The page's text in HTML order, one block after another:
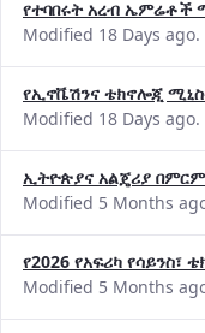
የተባበሩት አረብ ኤምሬቶች
Modified 18 Days ago.
የኢኖቬሽንና ቴክኖሎጂ
Modified 18 Days ago.
ኢትዮጵያና አልጄሪያ
Modified 5 Months
የ2026 የአፍሪካ
Modified 5 Months